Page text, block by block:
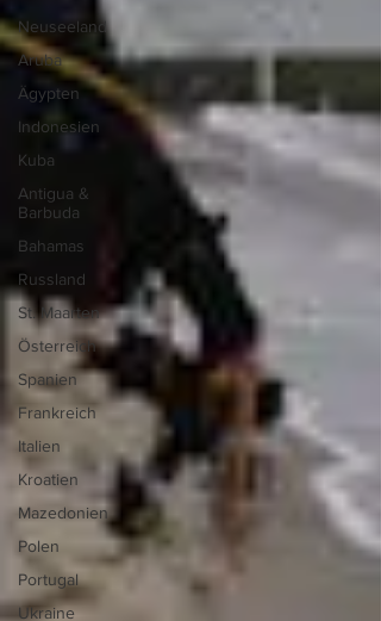
Neuseeland
Aruba
Ägypten
Indonesien
Kuba
Antigua &
Barbuda
Bahamas
Russland
St. Maarten
Österreich
Spanien
Frankreich
Italien
Kroatien
Mazedonien
Polen
Portugal
Ukraine